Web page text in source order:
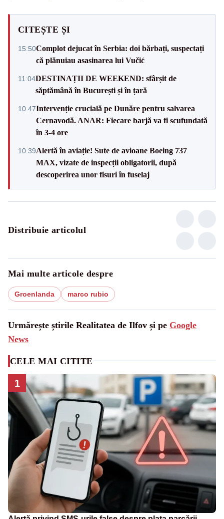
CITEȘTE ȘI
15:50Complot dejucat în Serbia: doi bărbați, suspectați
că plănuiau asasinarea lui Vučić
11:04DESTINAȚII DE WEEKEND: sfârșit de
săptămână în București și în țară
10:47Intervenție crucială pe Dunăre pentru salvarea
Cernavodă. ANAR: Fiecare barjă va fi scufundată
în 3-4 ore
10:39Alertă în aviație! Sute de avioane Boeing 737
MAX, vizate de inspecții obligatorii, după
descoperirea unor fisuri în fuselaj
Distribuie articolul
Mai multe articole despre
Groenlanda marco rubio
Urmărește știrile Realitatea de Ilfov și pe Google
News
CELE MAI CITITE
1